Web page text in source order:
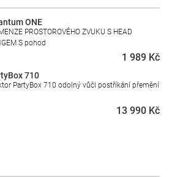
ONE
PROSTOROVÉHO ZVUKU S HEAD
S pohod
1 989 Kč
710
PartyBox 710 odolný vůči postříkání přemění
13 990 Kč